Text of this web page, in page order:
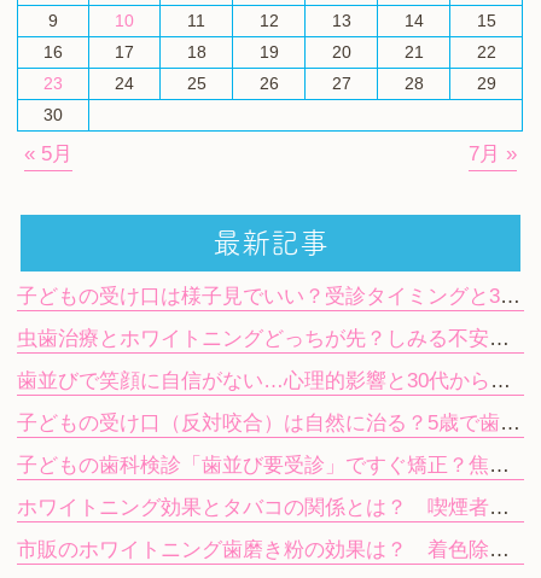
9
10 11 12 13 14
15
16
17 18 19 20 21
22
23
24 25 26 27 28
29
30
« 5月 7月 »
最新記事
子どもの受け口は様子見でいい？受診タイミングと3歳・5歳からの治療法
虫歯治療とホワイトニングどっちが先？しみる不安や期間の目安を解説
歯並びで笑顔に自信がない…心理的影響と30代から始める目立たない矯正
子どもの受け口（反対咬合）は自然に治る？5歳で歯科を受診する目安
子どもの歯科検診「歯並び要受診」ですぐ矯正？焦らず進む次のステップ
ホワイトニング効果とタバコの関係とは？ 喫煙者が知っておきたい注意点
市販のホワイトニング歯磨き粉の効果は？ 着色除去と歯科ホワイトニングの違い